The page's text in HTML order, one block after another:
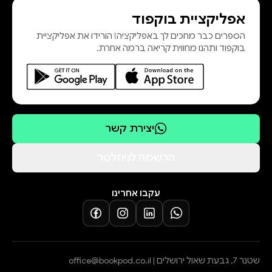
אפליקציית בוקפוד
הספרים כבר מחכים לך באפליקציה! הורידו את אפליקציית
בוקפוד ותהנו מחווית קריאה ברמה אחרת.
יצירת קשר
עקבו אחרינו
שטנר 7, גבעת שאול ירושלים | office@bookpod.co.il